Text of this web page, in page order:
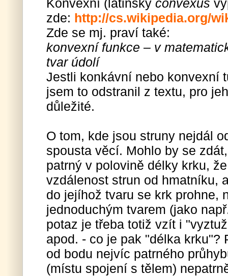
Konvexní (latinsky convexus
zde: http://cs.wikipedia.org/
Zde se mj. praví také:
konvexní funkce – v
tvar údolí
Jestli konkávní nebo konvexní
jsem to odstranil z textu, pro
důležité.
O tom, kde jsou struny nejdál
spousta věcí. Mohlo by se
patrný v polovině délky krku,
vzdálenost strun od hmatníku,
do jejíhož tvaru se krk prohne,
jednoduchým tvarem (jako
potaz je třeba totiž vzít i
apod. - co je pak "délka krku"?
od bodu nejvíc patrného
(místu spojení s tělem)